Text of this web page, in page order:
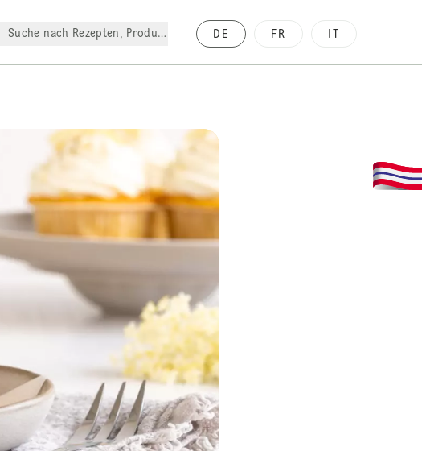
Suche nach Rezepten, Produkte, etc. DE FR